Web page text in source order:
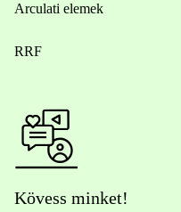
Arculati elemek
RRF
Kövess minket!